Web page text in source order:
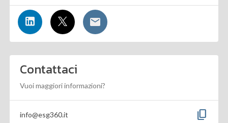
Contattaci
Vuoi maggiori informazioni?
info@esg360.it content_copy